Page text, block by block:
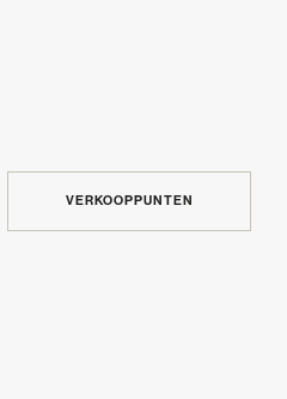
VERKOOPPUNTEN